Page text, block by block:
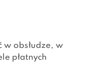
w obsłudze, w
płatnych